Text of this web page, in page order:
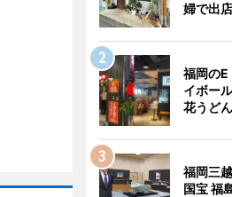
婦で出店
福岡のE
イボー
花うど
福岡三
国宝 福